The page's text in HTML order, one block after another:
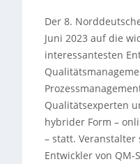
Der 8.
Juni 2023 auf die
interessantesten
Qualitätsexperten
hybrider Form –
– statt.
Entwickler von QM-